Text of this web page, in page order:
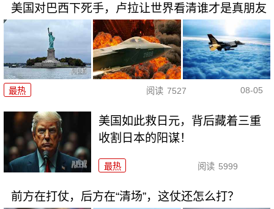
美国对巴西下死手，卢拉让世界看清谁才是真朋友
最热 阅读 7527 08-05
美国如此救日元，背后藏着三重
收割日本的阳谋！
最热 阅读 5999
前方在打仗，后方在“清场”，这仗还怎么打？